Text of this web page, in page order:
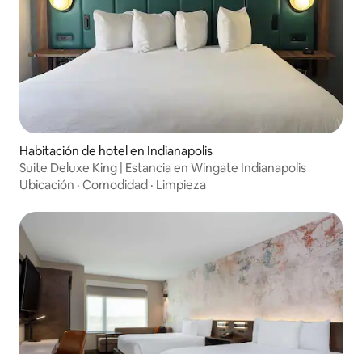
Habitación de hotel en Indianapolis
Suite Deluxe King | Estancia en Wingate Indianapolis
Ubicación · Comodidad · Limpieza